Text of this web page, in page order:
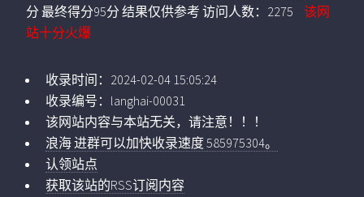
分 最终得分95分 结果仅供参考 访问人数： 2275
该网
站十分火爆
收录时间： 2024-02-04 15:05:24
收录编号： langhai-00031
该网站内容与本站无关，请注意！！！
浪海 进群可以加快收录速度 585975304。
认领站点
获取该站的RSS订阅内容